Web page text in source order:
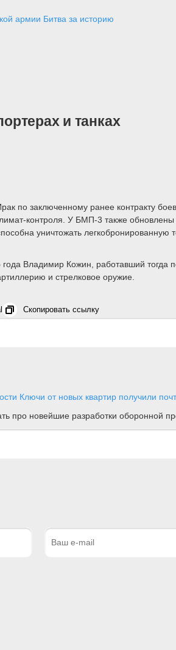
армии Битва за историю
и танках
по заключенному ранее контракту
контроля. У БМП-3 также обновлены
уничтожать
Владимир Кожин, работавший
и стрелковое оружие.
Скопировать ссылку
Ключи от новых квартир получили
про новейшие разработки